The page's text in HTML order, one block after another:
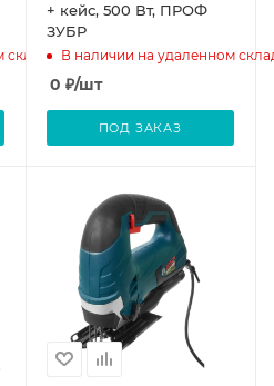
+ кейс, 500 Вт, ПРОФ
ЗУБР
В наличии на удаленном
0 ₽/шт
ПОД ЗАКАЗ